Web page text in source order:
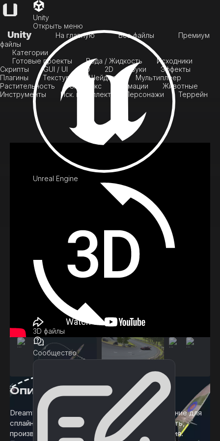
Unity
Открыть меню
Unreal Engine
3D файлы
Сообщество
Unity На главную Все файлы
Премиум
файлы
Категории
Готовые проекты
Вода / Жидкость
Исходники
Скрипты
GUI / UI 3D 2D Звуки
Эффекты
Плагины
Текстуры Шейдеры
Мультиплеер
Растительность
Скайбокс Анимации
Животные
Инструменты
Иск. интеллект Персонажи Террейн
Описание
Dreamteck Splines — это универсальное решение для
сплайнов, ориентированное на универсальность,
производительность и простоту использования.